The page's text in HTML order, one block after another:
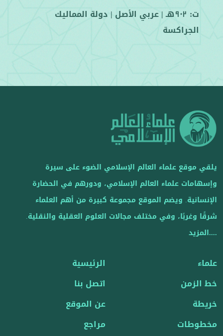
ت: 902هـ |عربي الأصل | دولة المماليك
الجراكسة
يلقي موقع علماء العالم الإسلامي الضوء على سيرة
وإسهامات علماء العالم الإسلامي، ودورهم في الحضارة
الإنسانية. ويضم الموقع مجموعة كبيرة من أهم العلماء
شرقًا وغربًا، وفي مختلف مجالات العلوم العقلية والنقلية.
....المزيد
علماء
خط الزمن
خريطة
مخطوطات
الرئيسية
اتصل بنا
عن الموقع
مراجع